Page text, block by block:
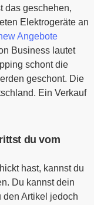
das geschehen,
Elektrogeräte an
Angebote
Business lautet
schont die
geschont. Die
Ein Verkauf
du vom
hast, kannst du
Du kannst dein
den Artikel jedoch